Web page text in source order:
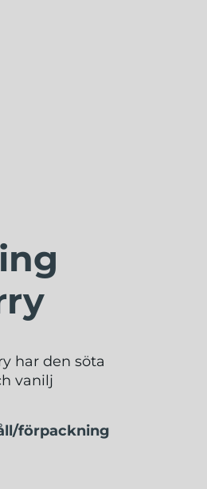
har den söta
vanilj
förpackning